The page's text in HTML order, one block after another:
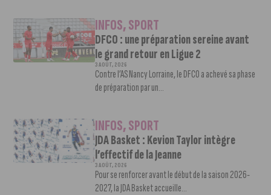
INFOS,SPORT
DFCO : une préparation sereine avant
le grand retour en Ligue 2
3 AOÛT, 2026
Contre l’AS Nancy Lorraine, le DFCO a achevé sa phase
de préparation par un...
INFOS,SPORT
JDA Basket : Kevion Taylor intègre
l’effectif de la Jeanne
3 AOÛT, 2026
Pour se renforcer avant le début de la saison 2026-
2027, la JDA Basket accueille...